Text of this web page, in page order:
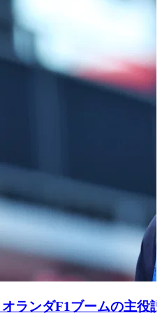
ランダF1ブームの主役